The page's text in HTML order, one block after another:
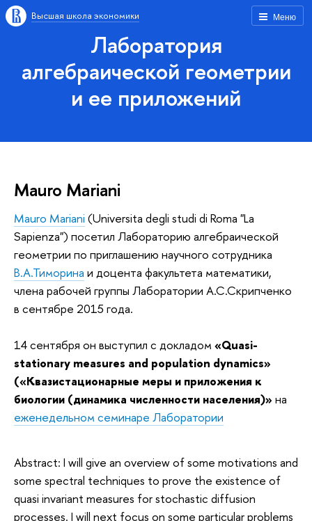
Меню
Высшая школа экономики
Лаборатория
алгебраической геометрии
и ее приложений
Mauro Mariani
Mauro Mariani (Universita degli studi di Roma "La
Sapienza") посетил Лабораторию алгебраической
геометрии по приглашению научного сотрудника
В.А.Тиморина и доцента факультета математики,
члена рабочей группы Лаборатории А.С.Скрипченко
в сентябре 2015 года.
14 сентября он выступил с докладом «Quasi-
stationary measures and population dynamics»
(«Квазистационарные меры и приложения к
биологии (динамика численности населения)» на
еженедельном семинаре Лаборатории
Abstract: I will give an overview of some motivations and
some spectral techniques to prove the existence of
quasi invariant measures for stochastic diffusion
processes. I will next focus on some particular problems